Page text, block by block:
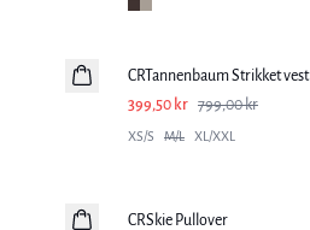
CRTannenbaum Strikket vest
399,50 kr 799,00 kr
XS/S M/L XL/XXL
CRSkie Pullover